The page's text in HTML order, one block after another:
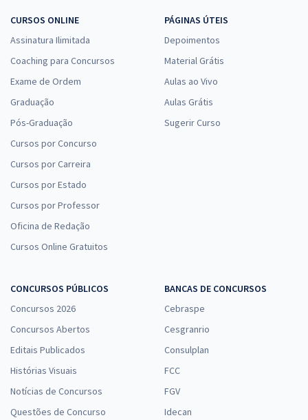
CURSOS ONLINE
Assinatura Ilimitada
Coaching para Concursos
Exame de Ordem
Graduação
Pós-Graduação
Cursos por Concurso
Cursos por Carreira
Cursos por Estado
Cursos por Professor
Oficina de Redação
Cursos Online Gratuitos
PÁGINAS ÚTEIS
Depoimentos
Material Grátis
Aulas ao Vivo
Aulas Grátis
Sugerir Curso
CONCURSOS PÚBLICOS
Concursos 2026
Concursos Abertos
Editais Publicados
Histórias Visuais
Notícias de Concursos
Questões de Concurso
BANCAS DE CONCURSOS
Cebraspe
Cesgranrio
Consulplan
FCC
FGV
Idecan